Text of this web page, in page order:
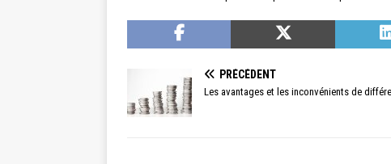
PRÉCÉDENT
Les avantages et les inconvénients de